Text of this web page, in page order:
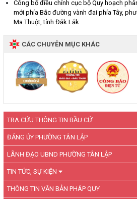
TRA CỨU THÔNG TIN BẦU CỬ
ĐẢNG ỦY PHƯỜNG TÂN LẬP
LÃNH ĐẠO UBND PHƯỜNG TÂN LẬP
TIN TỨC, SỰ KIỆN
THÔNG TIN VĂN BẢN PHÁP QUY
Công bố điều chỉnh cục bộ Quy hoạch
mới phía Bắc đường vành đai phía Tây,
Ma Thuột, tỉnh Đắk Lắk
CÁC CHUYÊN MỤC KHÁC